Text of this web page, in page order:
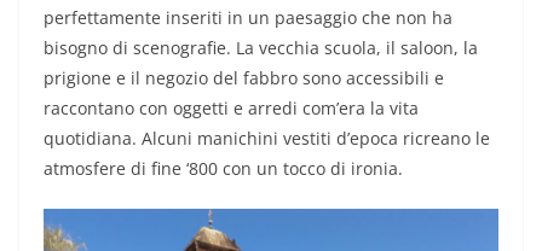
perfettamente inseriti in un paesaggio che non ha
bisogno di scenografie. La vecchia scuola, il saloon, la
prigione e il negozio del fabbro sono accessibili e
raccontano con oggetti e arredi com’era la vita
quotidiana. Alcuni manichini vestiti d’epoca ricreano le
atmosfere di fine ‘800 con un tocco di ironia.